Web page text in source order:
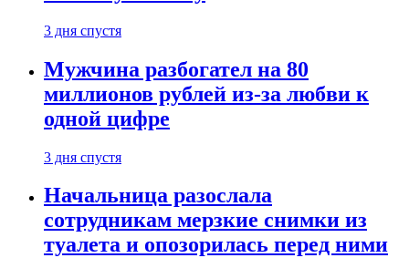
3 дня спустя
Мужчина разбогател на 80
миллионов рублей из-за любви к
одной цифре
3 дня спустя
Начальница разослала
сотрудникам мерзкие снимки из
туалета и опозорилась перед ними